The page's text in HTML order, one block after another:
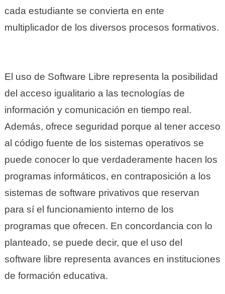
cada estudiante se convierta en ente
multiplicador de los diversos procesos formativos.
El uso de Software Libre representa la posibilidad
del acceso igualitario a las tecnologías de
información y comunicación en tiempo real.
Además, ofrece seguridad porque al tener acceso
al código fuente de los sistemas operativos se
puede conocer lo que verdaderamente hacen los
programas informáticos, en contraposición a los
sistemas de software privativos que reservan
para sí el funcionamiento interno de los
programas que ofrecen. En concordancia con lo
planteado, se puede decir, que el uso del
software libre representa avances en instituciones
de formación educativa.